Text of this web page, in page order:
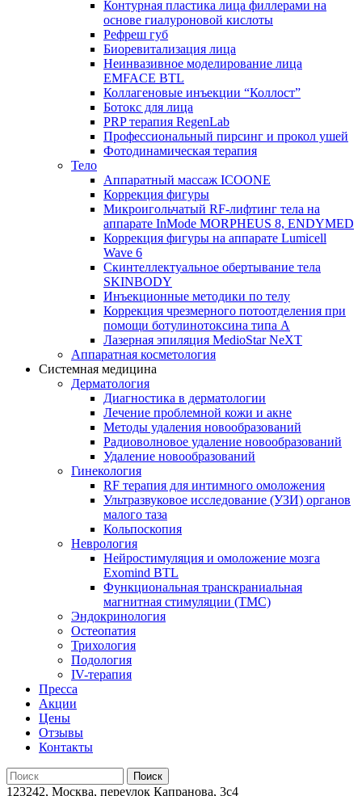
Контурная пластика лица филлерами на
основе гиалуроновой кислоты
Рефреш губ
Биоревитализация лица
Неинвазивное моделирование лица
EMFACE BTL
Коллагеновые инъекции “Коллост”
Ботокс для лица
PRP терапия RegenLab
Профессиональный пирсинг и прокол ушей
Фотодинамическая терапия
Тело
Аппаратный массаж ICOONE
Коррекция фигуры
Микроигольчатый RF-лифтинг тела на
аппарате InMode MORPHEUS 8, ENDYMED
Коррекция фигуры на аппарате Lumicell
Wave 6
Скинтеллектуальное обертывание тела
SKINBODY
Инъекционные методики по телу
Коррекция чрезмерного потоотделения при
помощи ботулинотоксина типа А
Лазерная эпиляция MedioStar NeXT
Аппаратная косметология
Системная медицина
Дерматология
Диагностика в дерматологии
Лечение проблемной кожи и акне
Методы удаления новообразований
Радиоволновое удаление новообразований
Удаление новообразований
Гинекология
RF терапия для интимного омоложения
Ультразвуковое исследование (УЗИ) органов
малого таза
Кольпоскопия
Неврология
Нейростимуляция и омоложение мозга
Exomind BTL
Функциональная транскраниальная
магнитная стимуляции (ТМС)
Эндокринология
Остеопатия
Трихология
Подология
IV-терапия
Пресса
Акции
Цены
Отзывы
Контакты
123242, Москва, переулок Капранова, 3с4